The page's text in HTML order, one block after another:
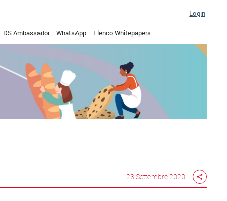
Login
DS Ambassador WhatsApp Elenco Whitepapers
23 Settembre 2020 share